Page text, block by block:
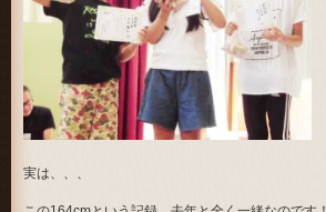
実は、、、